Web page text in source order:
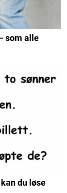
som alle
du løse